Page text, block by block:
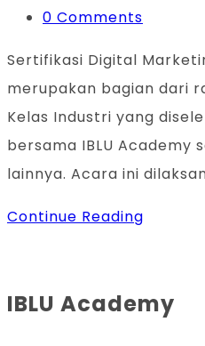
category:
Post
0 Comments
Sertifikasi Digital
merupakan bagian dari
Kelas Industri yang
bersama IBLU
lainnya. Acara ini
Continue Reading
BNSP
IBLU Academy